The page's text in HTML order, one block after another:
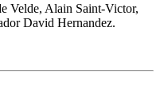
Velde, Alain Saint-Victor,
David Hernandez.